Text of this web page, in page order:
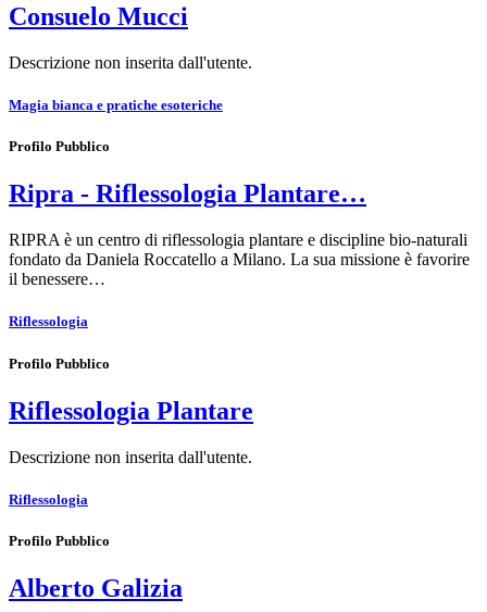
Consuelo Mucci
Descrizione non inserita dall'utente.
Magia bianca e pratiche esoteriche
Profilo Pubblico
Ripra - Riflessologia Plantare…
RIPRA è un centro di riflessologia plantare e discipline bio-naturali
fondato da Daniela Roccatello a Milano. La sua missione è favorire
il benessere…
Riflessologia
Profilo Pubblico
Riflessologia Plantare
Descrizione non inserita dall'utente.
Riflessologia
Profilo Pubblico
Alberto Galizia